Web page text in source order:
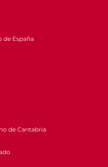
de España
de Cantabria